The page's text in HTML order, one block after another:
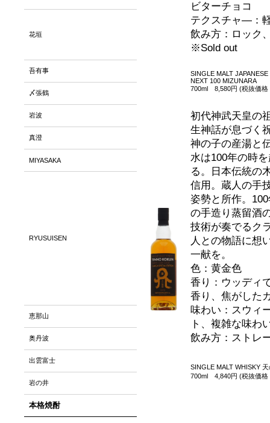
ビターチョコ
テクスチャ―：
飲み方：ロック
※Sold out
花垣
吾有事
SINGLE MALT JAPANESE
NEXT 100 MIZUNARA
700ml 8,580円 (税抜価格
〆張鶴
岩波
初代神武天皇の
生神話が息づく
神の子の産湯と
水は100年の時
る。日本伝統の
信用。蔵人の手
姿勢と所作。
の手造り蒸留酒
技術が奏でるク
人との物語に想
一献を。
色：黄金色
香り：ウッディ
香り、焦がした
味わい：スウィ
ト、複雑な味わ
飲み方：ストレ
真澄
MIYASAKA
RYUSUISEN
恵那山
奥丹波
出雲富士
SINGLE MALT WHISKY
700ml 4,840円 (税抜価格
岩の井
本格焼酎